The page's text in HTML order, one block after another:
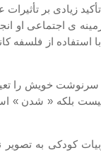
تأکید زیادی بر
ی اجتماعی او
با استفاده از
سرنوشت خویش را
بلکه « شدن »